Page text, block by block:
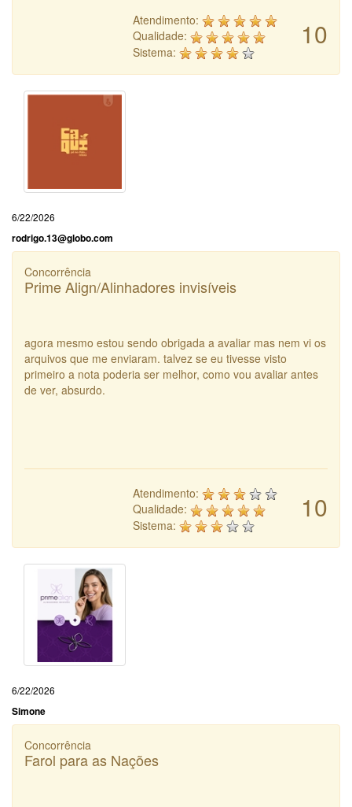
10
Atendimento:
Qualidade:
Sistema:
6/22/2026
rodrigo.13@globo.com
Concorrência
Prime Align/Alinhadores invisíveis
agora mesmo estou sendo obrigada a avaliar mas nem vi os
arquivos que me enviaram. talvez se eu tivesse visto
primeiro a nota poderia ser melhor, como vou avaliar antes
de ver, absurdo.
10
Atendimento:
Qualidade:
Sistema:
6/22/2026
Simone
Concorrência
Farol para as Nações